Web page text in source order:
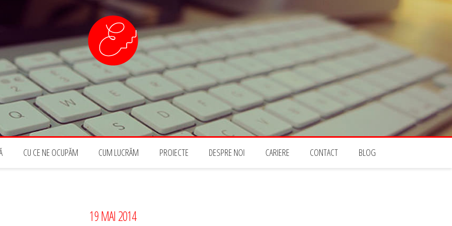
CU CE NE OCUPĂM CUM LUCRĂM PROIECTE DESPRE NOI CARIERE CONTACT BLOG
19 MAI 2014